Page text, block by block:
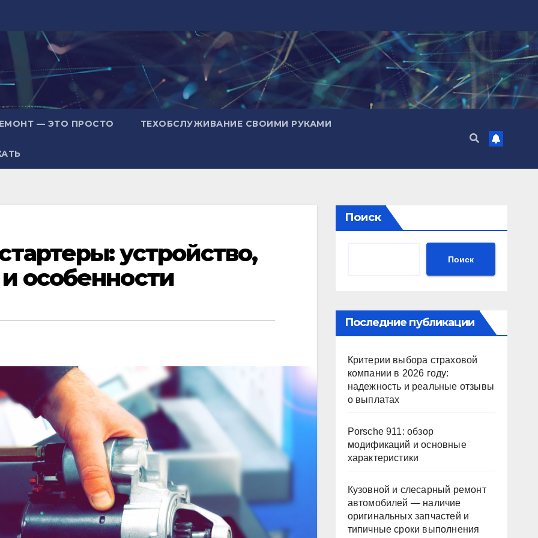
— ЭТО ПРОСТО ТЕХОБСЛУЖИВАНИЕ СВОИМИ РУКАМИ
устройство,
особенности
Поиск
Поиск
Последние публикации
Критерии выбора страховой
компании в 2026 году:
надежность и реальные отзывы
о выплатах
Porsche 911: обзор
модификаций и основные
характеристики
Кузовной и слесарный ремонт
автомобилей — наличие
оригинальных запчастей и
типичные сроки выполнения